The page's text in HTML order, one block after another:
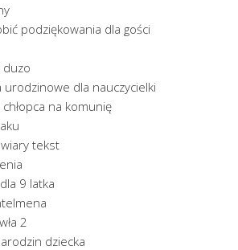
podziękowania dla gości
duzo
urodzinowe dla nauczycielki
na komunię
tekst
9 latka
2
dziecka